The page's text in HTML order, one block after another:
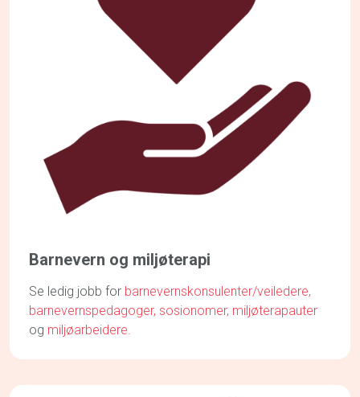
Barnevern og miljøterapi
Se ledig jobb for barnevernskonsulenter/veiledere,
barnevernspedagoger, sosionomer, miljøterapauter
og miljøarbeidere.